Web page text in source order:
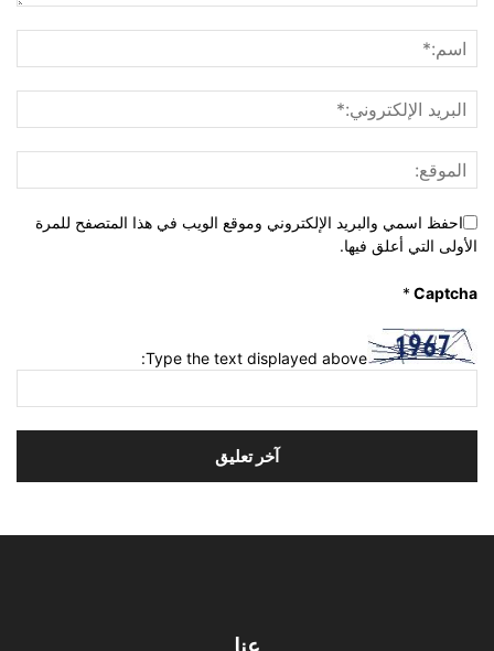
احفظ اسمي والبريد الإلكتروني وموقع الويب في هذا المتصفح للمرة
الأولى التي أعلق فيها.
Captcha
*
Type the text displayed above: